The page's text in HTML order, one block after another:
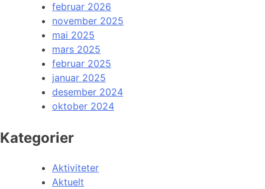
februar 2026
november 2025
mai 2025
mars 2025
februar 2025
januar 2025
desember 2024
oktober 2024
Kategorier
Aktiviteter
Aktuelt